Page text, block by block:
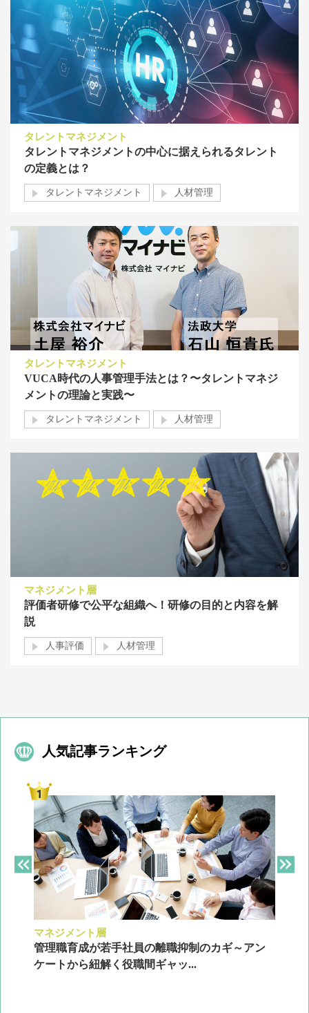
タレントマネジメント
タレントマネジメントの中心に据えられるタレント
の定義とは？
タレントマネジメント 人材管理
タレントマネジメント
VUCA時代の人事管理手法とは？〜タレントマネジ
メントの理論と実践〜
タレントマネジメント 人材管理
マネジメント層
評価者研修で公平な組織へ！研修の目的と内容を解
説
人事評価 人材管理
人気記事ランキング
マネジメント層
管理職育成が若手社員の離職抑制のカギ～アン
ケートから紐解く役職間ギャッ...